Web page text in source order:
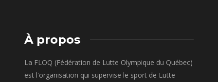
À propos
La FLOQ (Fédération de Lutte Olympique du Québec)
est l'organisation qui supervise le sport de Lutte